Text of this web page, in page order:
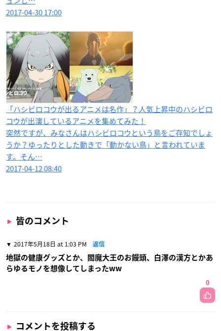
2017-04-30 17:00
「ハシビロコウが出るアニメは名作」？人気上昇中のハシビロ
コウが出演しているアニメを集めてみた！
突然ですが、みなさんはハシビロコウという鳥をご存知でしょ
うか？ゆったりとした動きで「動かない鳥」と言われていま
す。そん…
2017-04-12 08:40
皆のコメント
2017年5月18日 at 1:03 PM 返信
地獄の健康グッズとか、閻魔大王のお饅頭、白澤の漢方とかあ
らゆるモノを想像してしまったww
0
コメントを投稿する